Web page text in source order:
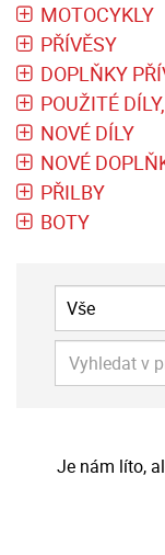
MOTOCYKLY
PŘÍVĚSY
DOPLŇKY
POUŽITÉ
NOVÉ DÍLY
NOVÉ
PŘILBY
BOTY
Je nám líto,